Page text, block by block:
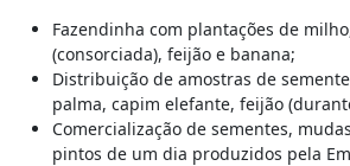
Fazendinha com plantações de
(consorciada), feijão e banana;
Distribuição de amostras de
palma, capim elefante, feijão
Comercialização de sementes,
pintos de um dia produzidos pela